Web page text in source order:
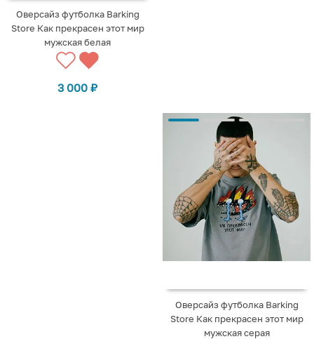
Оверсайз футболка Barking
Store Как прекрасен этот мир
мужская белая
3 000 ₽
Оверсайз футболка Barking
Store Как прекрасен этот мир
мужская серая